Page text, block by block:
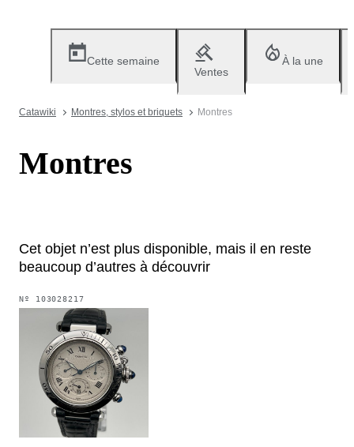
Cette semaine
Ventes
À la une
Catawiki Montres, stylos et briquets Montres
Montres
Cet objet n’est plus disponible, mais il en reste
beaucoup d’autres à découvrir
Nº 103028217